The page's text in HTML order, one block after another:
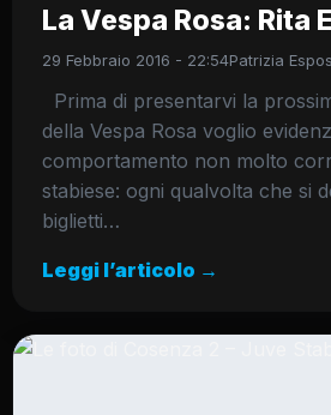
La Vespa Rosa: Rita
29 Febbraio 2016 - 22:54Patrizia
Prima di presentarvi la
della Vespa Rosa voglio
comportamento non molto
stabiese: ogni qualvolta che si
biglietti…
Leggi l’articolo →